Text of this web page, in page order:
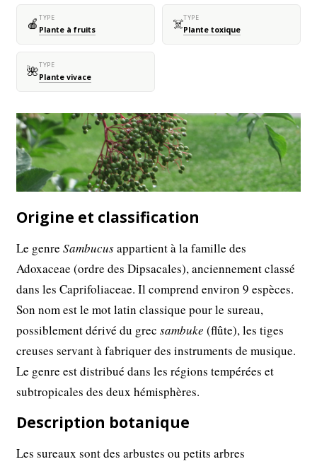
🍎 TYPE
Plante à fruits ☠️TYPE
Plante toxique
🌺TYPE
Plante vivace
Origine et classification
Le genreSambucusappartient à la famille des
Adoxaceae (ordre des Dipsacales), anciennement classé
dans les Caprifoliaceae. Il comprend environ 9 espèces.
Son nom est le mot latin classique pour le sureau,
possiblement dérivé du grecsambuke (flûte), les tiges
creuses servant à fabriquer des instruments de musique.
Le genre est distribué dans les régions tempérées et
subtropicales des deux hémisphères.
Description botanique
Les sureaux sont des arbustes ou petits arbres